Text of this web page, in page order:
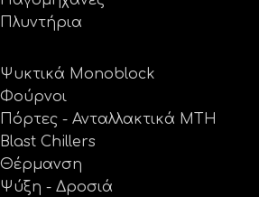
Πλυντήρια
Ψυκτικά Monoblock
Φούρνοι
Πόρτες - Ανταλλακτικά MTH
Blast Chillers
Θέρμανση
Ψύξη - Δροσιά